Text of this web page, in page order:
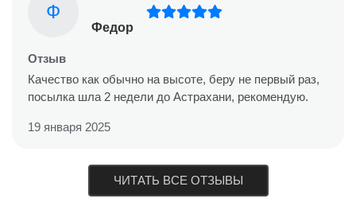
Ф
Федор
Отзыв
Качество как обычно на высоте, беру не первый раз,
посылка шла 2 недели до Астрахани, рекомендую.
19 января 2025
ЧИТАТЬ ВСЕ ОТЗЫВЫ